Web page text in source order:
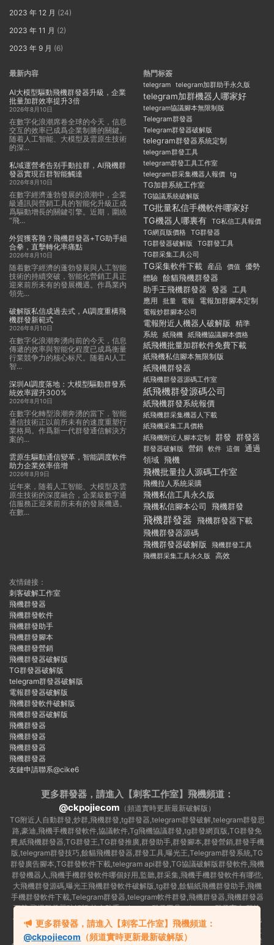
2023 年 12 月 (24)
2023 年 11 月 (2)
2023 年 9 月 (6)
最新内容
AI大模型驅動飛機群發器升級，企業
批量加群效率提升3倍
2026年8月10日
在數字化浪潮席卷全球的今天，信息
交互的效率已成爲企業制勝的關鍵。
随着人工智能、大模型及雲原生技術
的深...
私域運營者告别手動拉群，AI飛機群
發器實現百群智能觸達
2026年8月10日
在數字經濟蓬勃發展的浪潮中，企業
級通訊與營銷工具的智能化升級正成
爲驅動增長的關鍵引擎。近期，圍繞
“飛...
外貿獲客難？飛機群發器+TG助手組
合拳，直擊轉化率痛點
2026年8月10日
随着數字經濟的蓬勃發展與人工智能
技術的持續突破，智能化營銷工具正
迎來前所未有的發展機遇。作爲業内
領先...
破解版私信成過去式，AI調度重構飛
機群發新範式
2026年8月10日
在數字化浪潮奔湧向前的今天，信息
傳遞的效率與智能化程度已成爲衡量
行業競争力的核心标尺。随着AI人工
智...
深圳AI調度落地：大模型驅動群發系
統效率躍升300%
2026年8月10日
在數字化轉型浪潮奔湧的當下，智能
通信技術正以前所未有的速度重塑行
業格局。作爲新一代群發通信解決方
案的...
雲原生驅動通信變革，智能調度軟件
助力企業效率倍增
2026年8月9日
近年來，随着人工智能、大模型及雲
原生技術的深度融合，企業級數字通
信服務正迎來前所未有的發展機遇。
在數...
熱門标簽
telegram telegram加群助手永久版
telegram加群機器人哪家好
telegram協議腳本無限制版
Telegram群發器
Telegram群發器破解版
telegram群發器系統定制
telegram群發工具
telegram群發工具工作室
telegram群采集機器人報價 tg
TG加群系統工作室
TG協議系統破解版
TG批量私信手機軟件哪家好
TG機器人哪裏有 TG私信工具報價
TG網頁版價格
TG群發器
TG群發器破解版
TG群發工具
TG群采集工具公司
TG采集軟件下載 産品 價值 優勢
體驗 餘貓飛機群發器
助手王飛機群發器 發器 工具
應用
批量 電報 電報加群腳本定制
電報炒群腳本公司
電報附近人機器人破解版 精準
系統 紙飛機 紙飛機協議腳本價格
紙飛機批量加群軟件免費下載
紙飛機私信腳本無限制版
紙飛機群發器
紙飛機群發器源碼工作室
紙飛機群發源碼公司
紙飛機群發系統報價
紙飛機群采集機器人下載
紙飛機采集工具價格
紙飛機附近人腳本定制
群發 群發器
群發器破解版 營銷 軟件 這個
通過
領域 飛機
飛機批量拉人源碼工作室
飛機拉人系統采購
飛機私信工具永久版
飛機私信腳本公司
飛機群發
飛機群發器 飛機群發器下載
飛機群發器源碼
飛機群發器破解版
飛機群發工具
飛機群采集工具永久版
高效
友情鏈接：
刺客破解工作室
飛機群發器
飛機群發軟件
飛機群發助手
飛機群發腳本
飛機群發營銷
飛機群發器破解版
TG群發器破解版
telegram群發器破解版
電報群發器破解版
飛機群發軟件破解版
飛機群發器破解版
飛機群發器
飛機群發器
飛機群發器
飛機群發器
友鏈申請聯系@cike6
更多群發器，請進入【刺客工作室】 飛機頻道：
@ckpojiecom （頻道實時更新最新破解版）
TG附近人自動群發,炒群,飛機群發,tg群發器,telegram群發破解,telegram群發思
路,豪迪,飛機手機群發軟件,協議軟件,Tg飛機協議群發,tg群發網頁版,TG群發免
費,紙飛機群發器,TG群發王,TG群發推廣,群發助手,群發腳本,群發營銷,群發手機
版,telegram群發技巧,餘貓飛機群發器,群發工具,曝光王,Telegram群發系統,TG
群發廣告腳本,TG群發軟件下載,telegram api群發,TG協議破解版群發軟件,飛機
群發機器人,飛機手機群發軟件哪個好用,監聽,群采集,飛機手機群發軟件有哪些,
大飛機群發源碼,曝光王飛機群發軟件破解版,tg群發,餘貓紙飛機群發助手,飛機
手機群發軟件下載,Telegram群發器,telegram軟件群發,飛機群發器,飛機群發器
下載,飛機群發器破解版,拉人助手,telegram群發工具,telegram 群發言,加群軟
件,Telegram怎麽群發,協議号注冊機,TG機器人群發消息,群發軟件,tg群發器免
費版,私信軟件,tg群發廣告,telegram群發規則,telegram群發,telegram 群發,拉
人軟件,telegram批量群發,群發器破解版,曝光王飛機群發軟件,telegram自動群
更多群發器，請進入【刺客工作室】飛機頻道：
@ckpojiecom （頻道實時更新最新破解版）